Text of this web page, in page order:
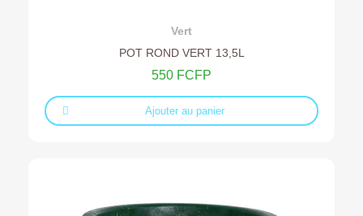
Ajouter au devis
Vert
POT ROND VERT 13,5L
550 FCFP
Ajouter au panier